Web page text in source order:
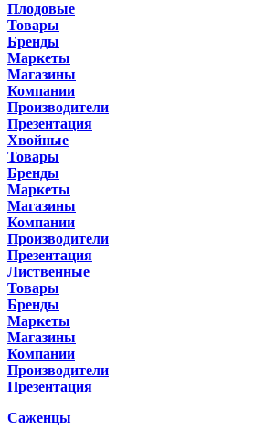
Плодовые
Товары
Бренды
Маркеты
Магазины
Компании
Производители
Презентация
Хвойные
Товары
Бренды
Маркеты
Магазины
Компании
Производители
Презентация
Лиственные
Товары
Бренды
Маркеты
Магазины
Компании
Производители
Презентация
Саженцы